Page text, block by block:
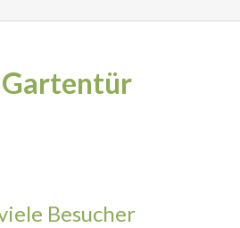
Gartentür
Besucher